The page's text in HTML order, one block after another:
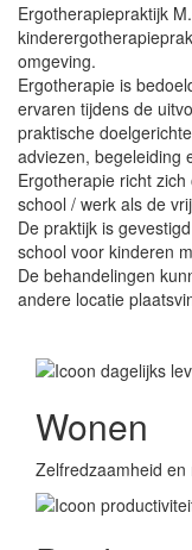
Ergotherapiepraktijk
omgeving.
Ergotherapie is
ervaren tijdens de
praktische
adviezen, begeleiding
Ergotherapie richt
school / werk als de
De praktijk is
school voor kinderen
De behandelingen
andere locatie
Wonen
Zelfredzaamheid en